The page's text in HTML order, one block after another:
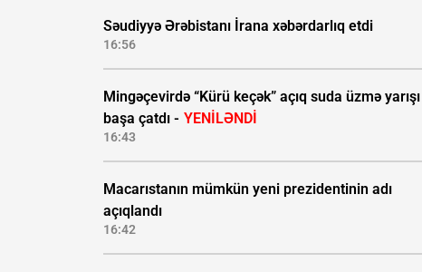
Səudiyyə Ərəbistanı İrana xəbərdarlıq etdi
16:56
Mingəçevirdə “Kürü keçək” açıq suda üzmə yarışı
başa çatdı - YENİLƏNDİ
16:43
Macarıstanın mümkün yeni prezidentinin adı
açıqlandı
16:42